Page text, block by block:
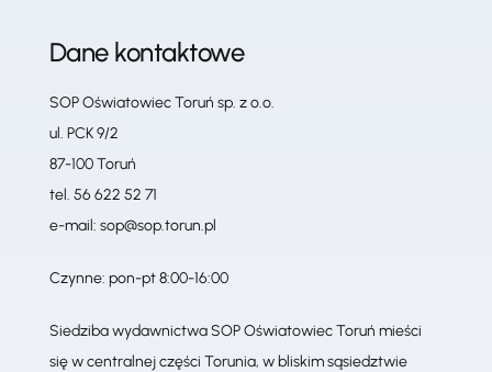
Dane kontaktowe
SOP Oświatowiec Toruń sp. z o.o.
ul. PCK 9/2
87-100 Toruń
tel. 56 622 52 71
e-mail: sop@sop.torun.pl
Czynne: pon-pt 8:00-16:00
Siedziba wydawnictwa SOP Oświatowiec Toruń mieści
się w centralnej części Torunia, w bliskim sąsiedztwie